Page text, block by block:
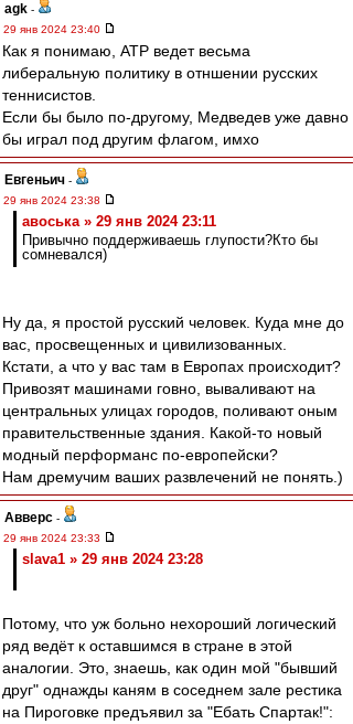
agk -
29 янв 2024 23:40
Как я понимаю, ATP ведет весьма
либеральную политику в отншении русских
теннисистов.
Если бы было по-другому, Медведев уже давно
бы играл под другим флагом, имхо
Евгеньич -
29 янв 2024 23:38
авоська » 29 янв 2024 23:11
Привычно поддерживаешь глупости?Кто бы
сомневался)
Ну да, я простой русский человек. Куда мне до
вас, просвещенных и цивилизованных.
Кстати, а что у вас там в Европах происходит?
Привозят машинами говно, вываливают на
центральных улицах городов, поливают оным
правительственные здания. Какой-то новый
модный перформанс по-европейски?
Нам дремучим ваших развлечений не понять.)
Авверс -
29 янв 2024 23:33
slava1 » 29 янв 2024 23:28
Потому, что уж больно нехороший логический
ряд ведёт к оставшимся в стране в этой
аналогии. Это, знаешь, как один мой "бывший
друг" однажды каням в соседнем зале рестика
на Пироговке предъявил за "Ебать Спартак!":